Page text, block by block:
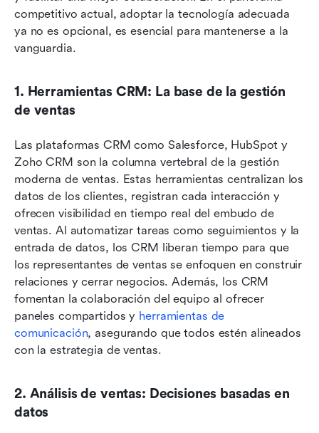
competitivo actual, adoptar la tecnología adecuada
ya no es opcional, es esencial para mantenerse a la
vanguardia.
1. Herramientas CRM: La base de la gestión
de ventas
Las plataformas CRM como Salesforce, HubSpot y
Zoho CRM son la columna vertebral de la gestión
moderna de ventas. Estas herramientas centralizan los
datos de los clientes, registran cada interacción y
ofrecen visibilidad en tiempo real del embudo de
ventas. Al automatizar tareas como seguimientos y la
entrada de datos, los CRM liberan tiempo para que
los representantes de ventas se enfoquen en construir
relaciones y cerrar negocios. Además, los CRM
fomentan la colaboración del equipo al ofrecer
paneles compartidos y herramientas de
comunicación, asegurando que todos estén alineados
con la estrategia de ventas.
2. Análisis de ventas: Decisiones basadas en
datos